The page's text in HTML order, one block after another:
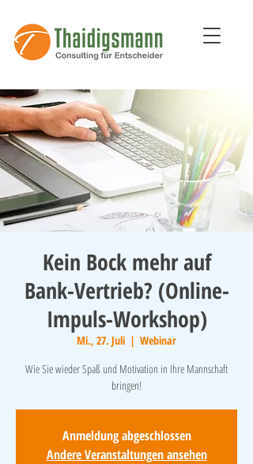
Kein Bock mehr auf
Bank-Vertrieb? (Online-
Impuls-Workshop)
Mi., 27. Juli
  |
Webinar
Wie Sie wieder Spaß und Motivation in Ihre Mannschaft
bringen!
Anmeldung abgeschlossen
Andere Veranstaltungen ansehen